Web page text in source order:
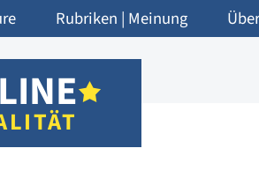
Rubriken | Meinung